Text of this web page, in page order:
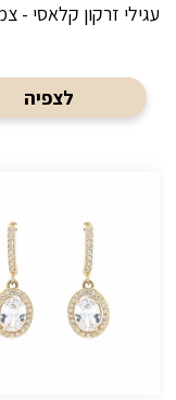
עגילי זרקון קלאסי -
לצפיה